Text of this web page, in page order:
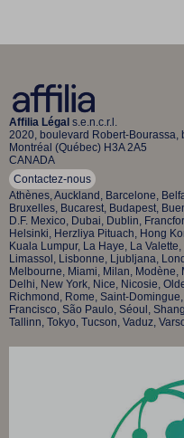
Affilia Légal s.e.n.c.r.l.
2020, boulevard Robert-Bourassa,
Montréal (Québec) H3A 2A5
CANADA
Contactez-nous
Athènes, Auckland, Barcelone,
Bruxelles, Bucarest, Budapest,
D.F. Mexico, Dubai, Dublin,
Helsinki, Herzliya Pituach, Hong
Kuala Lumpur, La Haye, La
Limassol, Lisbonne, Ljubljana,
Melbourne, Miami, Milan,
Delhi, New York, Nice, Nicosie,
Richmond, Rome, Saint-
Francisco, São Paulo, Séoul,
Tallinn, Tokyo, Tucson, Vaduz,